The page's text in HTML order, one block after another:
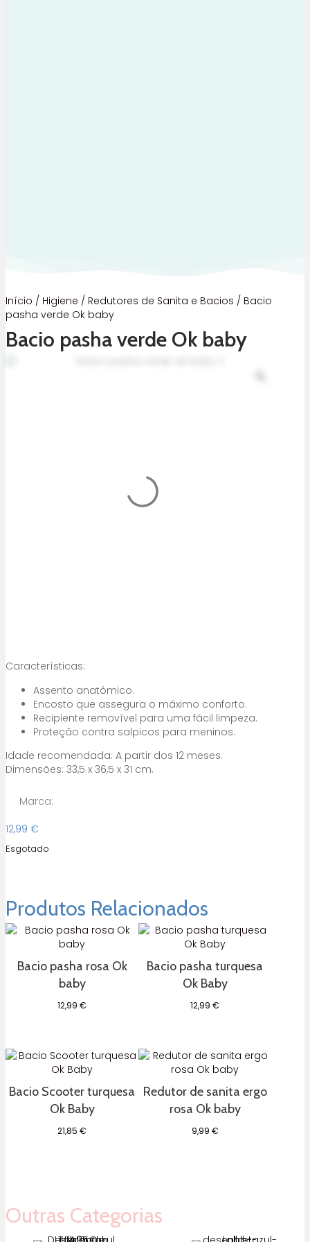
Início / Higiene / Redutores de Sanita e Bacios / Bacio
pasha verde Ok baby
Bacio pasha verde Ok baby
Características:
Assento anatómico.
Encosto que assegura o máximo conforto.
Recipiente removível para uma fácil limpeza.
Proteção contra salpicos para meninos.
Idade recomendada: A partir dos 12 meses.
Dimensões: 33,5 x 36,5 x 31 cm.
Marca:
12,99 €
Esgotado
Produtos Relacionados
Bacio pasha rosa Ok
baby
12,99€
Bacio pasha turquesa
Ok Baby
12,99€
Bacio Scooter turquesa
Ok Baby
21,85€
Redutor de sanita ergo
rosa Ok baby
9,99 €
Outras Categorias